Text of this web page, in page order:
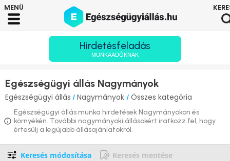
Hirdetésfeladás
MUNKAADÓKNAK
Egészségügyi állás Nagymányok
Egészségügyi állás / Nagymányok / Összes kategória
Egészségügyi állás munka hirdetések Nagymányokon és
környékén. További nagymányoki állásokért iratkozz fel, hogy
értesülj a legújabb állásajánlatokról.
Keresés módosítása Keresés mentése